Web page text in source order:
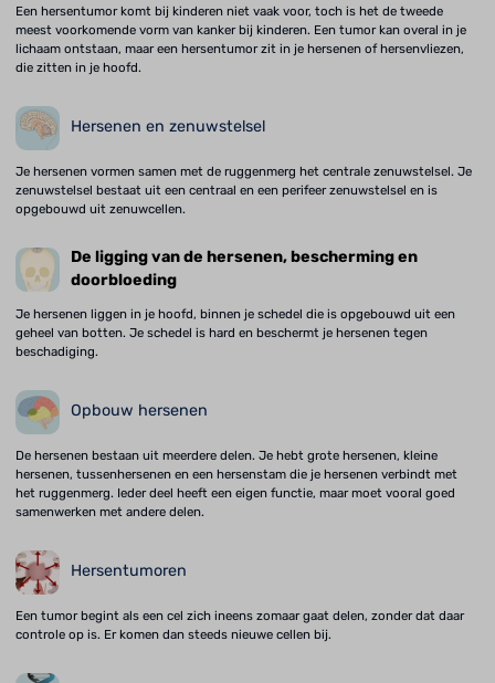
Een hersentumor komt bij kinderen niet vaak voor, toch is het de tweede
meest voorkomende vorm van kanker bij kinderen. Een tumor kan overal in je
lichaam ontstaan, maar een hersentumor zit in je hersenen of hersenvliezen,
die zitten in je hoofd.
Hersenen en zenuwstelsel
Je hersenen vormen samen met de ruggenmerg het centrale zenuwstelsel. Je
zenuwstelsel bestaat uit een centraal en een perifeer zenuwstelsel en is
opgebouwd uit zenuwcellen.
De ligging van de hersenen, bescherming en
doorbloeding
Je hersenen liggen in je hoofd, binnen je schedel die is opgebouwd uit een
geheel van botten. Je schedel is hard en beschermt je hersenen tegen
beschadiging.
Opbouw hersenen
De hersenen bestaan uit meerdere delen. Je hebt grote hersenen, kleine
hersenen, tussenhersenen en een hersenstam die je hersenen verbindt met
het ruggenmerg. Ieder deel heeft een eigen functie, maar moet vooral goed
samenwerken met andere delen.
Hersentumoren
Een tumor begint als een cel zich ineens zomaar gaat delen, zonder dat daar
controle op is. Er komen dan steeds nieuwe cellen bij.